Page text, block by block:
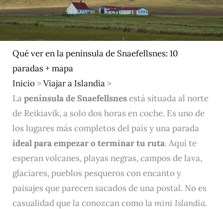
Qué ver en la península de Snaefellsnes: 10
paradas + mapa
Inicio>Viajar a Islandia>
Lapenínsula de Snaefellsnesestá situada al norte
de Reikiavik, a solo dos horas en coche. Es uno de
los lugares más completos del país y una parada
ideal para empezar o terminar tu ruta. Aquí te
esperan volcanes, playas negras, campos de lava,
glaciares, pueblos pesqueros con encanto y
paisajes que parecen sacados de una postal. No es
casualidad que la conozcan como lamini Islandia.